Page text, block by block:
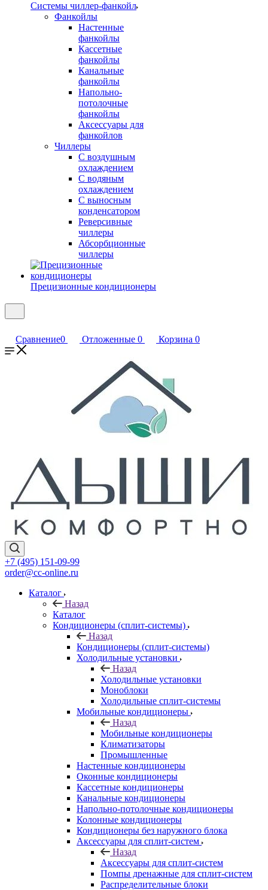
Системы чиллер-фанкойл
Фанкойлы
Настенные
фанкойлы
Кассетные
фанкойлы
Канальные
фанкойлы
Напольно-
потолочные
фанкойлы
Аксессуары для
фанкойлов
Чиллеры
С воздушным
охлаждением
С водяным
охлаждением
С выносным
конденсатором
Реверсивные
чиллеры
Абсорбционные
чиллеры
Прецизионные кондиционеры
Сравнение0 Отложенные 0 Корзина 0
+7 (495) 151-09-99
order@cc-online.ru
Каталог
Назад
Каталог
Кондиционеры (сплит-системы)
Назад
Кондиционеры (сплит-системы)
Холодильные установки
Назад
Холодильные установки
Моноблоки
Холодильные сплит-системы
Мобильные кондиционеры
Назад
Мобильные кондиционеры
Климатизаторы
Промышленные
Настенные кондиционеры
Оконные кондиционеры
Кассетные кондиционеры
Канальные кондиционеры
Напольно-потолочные кондиционеры
Колонные кондиционеры
Кондиционеры без наружного блока
Аксессуары для сплит-систем
Назад
Аксессуары для сплит-систем
Помпы дренажные для сплит-систем
Распределительные блоки